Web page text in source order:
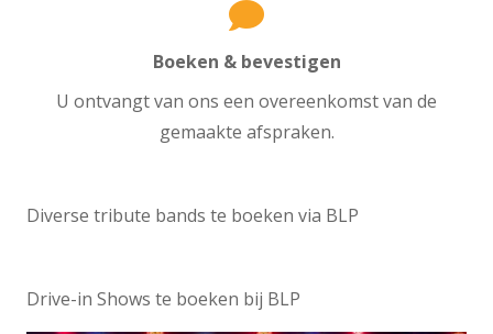
Boeken & bevestigen
U ontvangt van ons een overeenkomst van de
gemaakte afspraken.
Diverse tribute bands te boeken via BLP
Drive-in Shows te boeken bij BLP